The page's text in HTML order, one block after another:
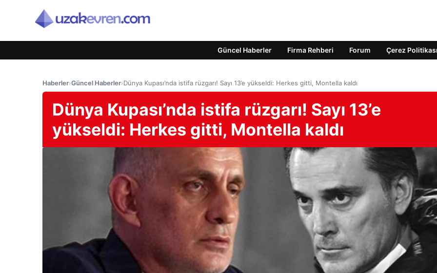
Güncel Haberler Firma Rehberi Forum Çerez Politikası
Haberler›Güncel Haberler›Dünya Kupası’nda istifa rüzgarı! Sayı 13’e yükseldi: Herkes gitti, Montella kaldı
Dünya Kupası’nda istifa rüzgarı! Sayı 13’e
yükseldi: Herkes gitti, Montella kaldı